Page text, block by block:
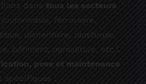
dans tous les secteurs
(automobile, ferroviaire,
alimentaire, plasturgie,
bâtiment, agriculture, etc.).
pose et maintenance
spécifiques :